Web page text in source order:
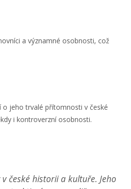
a významné osobnosti, což
o jeho trvalé přítomnosti v české
i kontroverzní osobnosti.
české historii a kultuře. Jeho